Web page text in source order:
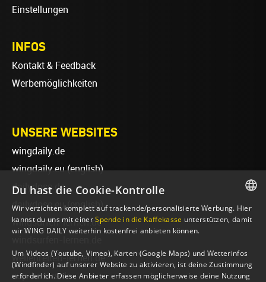
Einstellungen
INFOS
Kontakt & Feedback
Werbemöglichkeiten
UNSERE WEBSITES
wingdaily.de
wingdaily.eu(english)
dailydose.de
dailydose.eu (english)
wingsurfen-lernen.de
wellenreiten-lernen.de
sup-basics.de
GERMAN
Du hast die Cookie-Kontrolle
Wir verzichten komplett auf trackende/personalisierte Werbung. Hier
kannst du uns mit einerSpende in die Kaffekasse unterstützen, damit
wir WING DAILY weiterhin kostenfrei anbieten können.
Um Videos (Youtube, Vimeo), Karten (Google Maps) und Wetterinfos
(Windfinder) auf unserer Website zu aktivieren, ist deine Zustimmung
erforderlich. Diese Anbieter erfassen möglicherweise deine Nutzung